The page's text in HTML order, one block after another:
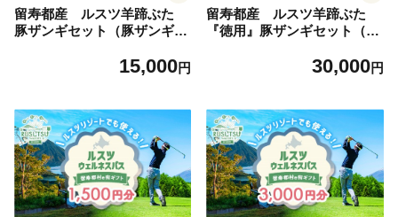
留寿都産 ルスツ羊蹄ぶた
豚ザンギセット（豚ザンギ
15,000円
留寿都産 ルスツ羊蹄ぶた
『徳用』豚ザンギセット（豚
30,000円